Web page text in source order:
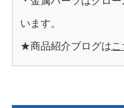
います。
★商品紹介ブログは